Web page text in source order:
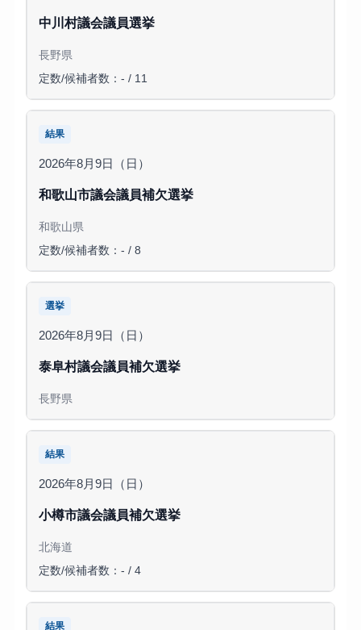
中川村議会議員選挙
長野県
定数/候補者数：- / 11
結果
2026年8月9日（日）
和歌山市議会議員補欠選挙
和歌山県
定数/候補者数：- / 8
選挙
2026年8月9日（日）
泰阜村議会議員補欠選挙
長野県
結果
2026年8月9日（日）
小樽市議会議員補欠選挙
北海道
定数/候補者数：- / 4
結果